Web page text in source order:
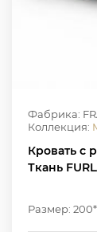
Фабрика:
Коллекция:
Кровать с
Ткань
Размер: